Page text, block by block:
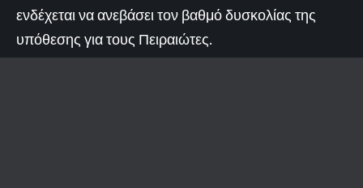
ενδέχεται να ανεβάσει τον βαθμό δυσκολίας της
υπόθεσης για τους Πειραιώτες.